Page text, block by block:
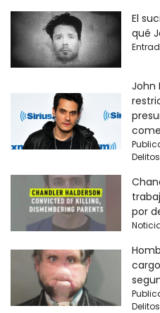
El
qué
John
Delitos
por
Delitos